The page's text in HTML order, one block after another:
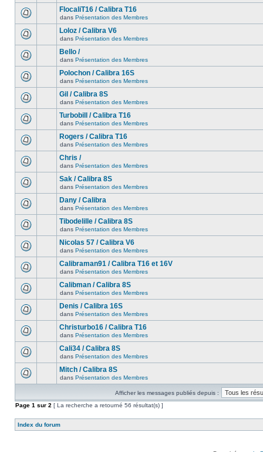
FlocaliT16 / Calibra T16
dans Présentation des Membres
Loloz / Calibra V6
dans Présentation des Membres
Bello /
dans Présentation des Membres
Polochon / Calibra 16S
dans Présentation des Membres
Gil / Calibra 8S
dans Présentation des Membres
Turbobill / Calibra T16
dans Présentation des Membres
Rogers / Calibra T16
dans Présentation des Membres
Chris /
dans Présentation des Membres
Sak / Calibra 8S
dans Présentation des Membres
Dany / Calibra
dans Présentation des Membres
Tibodelille / Calibra 8S
dans Présentation des Membres
Nicolas 57 / Calibra V6
dans Présentation des Membres
Calibraman91 / Calibra T16 et 16V
dans Présentation des Membres
Calibman / Calibra 8S
dans Présentation des Membres
Denis / Calibra 16S
dans Présentation des Membres
Christurbo16 / Calibra T16
dans Présentation des Membres
Cali34 / Calibra 8S
dans Présentation des Membres
Mitch / Calibra 8S
dans Présentation des Membres
Afficher les messages publiés depuis :
Page 1 sur 2 [ La recherche a retourné 56 résultat(s) ]
Index du forum